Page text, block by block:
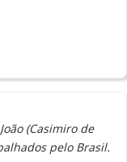
(Casimiro de
pelo Brasil.